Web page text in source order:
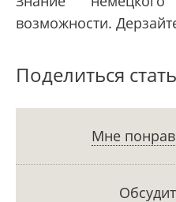
возможности.
Поделиться
Мне